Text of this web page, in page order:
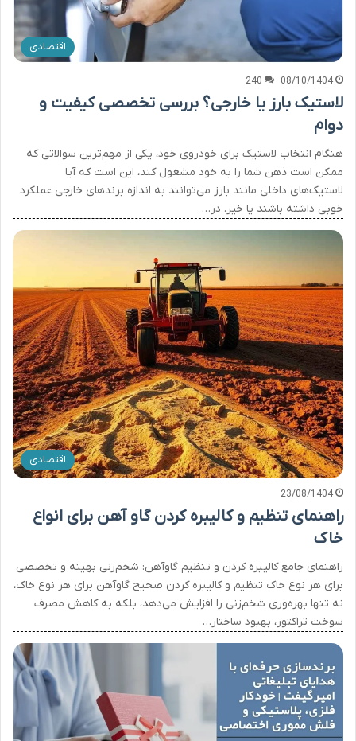
اقتصادی
08/10/1404
240
لاستیک بارز یا خارجی؟ بررسی تخصصی کیفیت و
دوام
هنگام انتخاب لاستیک برای خودروی خود، یکی از مهم‌ترین سوالاتی که
ممکن است ذهن شما را به خود مشغول کند، این است که آیا
لاستیک‌های داخلی مانند بارز می‌توانند به اندازه برندهای خارجی عملکرد
خوبی داشته باشند یا خیر. در…
اقتصادی
23/08/1404
راهنمای تنظیم و کالیبره کردن گاو آهن برای انواع
خاک
راهنمای جامع کالیبره کردن و تنظیم گاوآهن: شخم‌زنی بهینه و تخصصی
برای هر نوع خاک تنظیم و کالیبره کردن صحیح گاوآهن برای هر نوع خاک،
نه تنها بهره‌وری شخم‌زنی را افزایش می‌دهد، بلکه به کاهش مصرف
سوخت تراکتور، بهبود ساختار…